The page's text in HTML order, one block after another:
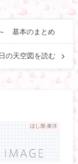
～ 基本のまとめ
の天空図を読む
ほし暦-東洋